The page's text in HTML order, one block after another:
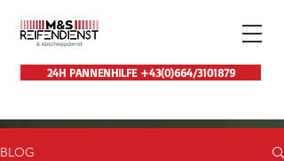
24H PANNENHILFE +43(0)664/3101879
BLOG